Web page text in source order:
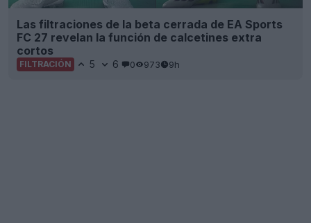
Las filtraciones de la beta cerrada de EA Sports
FC 27 revelan la función de calcetines extra
cortos
FILTRACIÓN 5 6 0 973 9h